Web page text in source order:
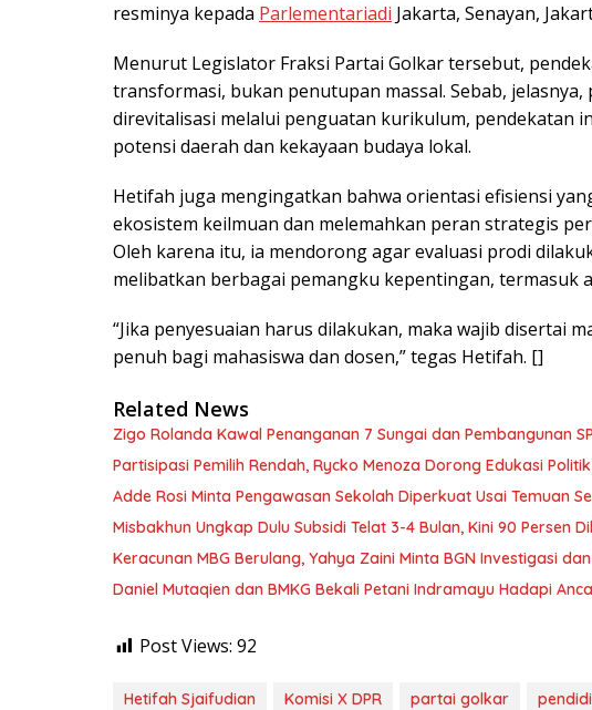
resminya kepada Parlementariadi Jakarta, Senayan,
Menurut Legislator Fraksi Partai Golkar tersebut,
transformasi, bukan penutupan massal. Sebab,
direvitalisasi melalui penguatan kurikulum, pendekatan
potensi daerah dan kekayaan budaya lokal.
Hetifah juga mengingatkan bahwa orientasi efisiensi
ekosistem keilmuan dan melemahkan peran strategis
Oleh karena itu, ia mendorong agar evaluasi prodi
melibatkan berbagai pemangku kepentingan, termasuk
“Jika penyesuaian harus dilakukan, maka wajib disertai
penuh bagi mahasiswa dan dosen,” tegas Hetifah. []
Related News
Zigo Rolanda Kawal Penanganan 7 Sungai dan Pembangunan
Partisipasi Pemilih Rendah, Rycko Menoza Dorong Edukasi
Adde Rosi Minta Pengawasan Sekolah Diperkuat Usai Temuan
Misbakhun Ungkap Dulu Subsidi Telat 3-4 Bulan, Kini 90 Persen
Keracunan MBG Berulang, Yahya Zaini Minta BGN Investigasi
Daniel Mutaqien dan BMKG Bekali Petani Indramayu Hadapi
Post Views: 92
Hetifah Sjaifudian Komisi X DPR partai golkar